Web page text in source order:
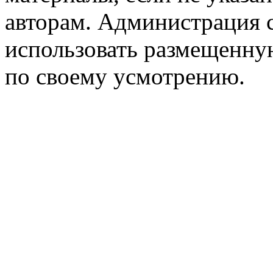
авторам. Администрация
использовать
по своему усмотрению.